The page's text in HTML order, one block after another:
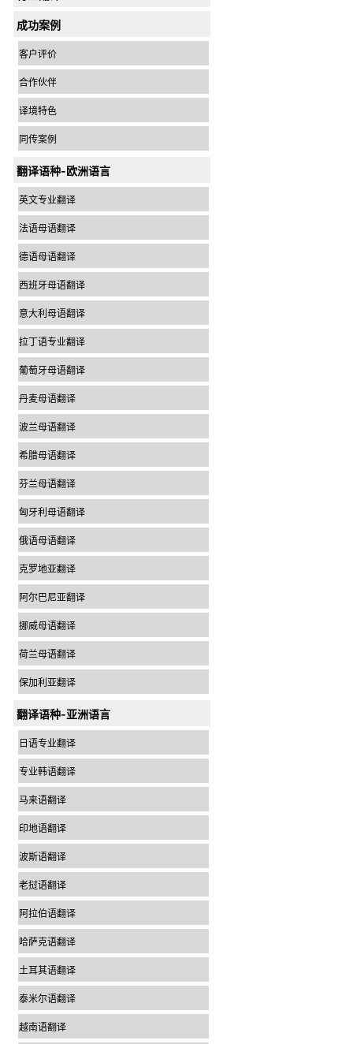
成功案例
客户评价
合作伙伴
译境特色
同传案例
翻译语种-欧洲语言
英文专业翻译
法语母语翻译
德语母语翻译
西班牙母语翻译
意大利母语翻译
拉丁语专业翻译
葡萄牙母语翻译
丹麦母语翻译
波兰母语翻译
希腊母语翻译
芬兰母语翻译
匈牙利母语翻译
俄语母语翻译
克罗地亚翻译
阿尔巴尼亚翻译
挪威母语翻译
荷兰母语翻译
保加利亚翻译
翻译语种-亚洲语言
日语专业翻译
专业韩语翻译
马来语翻译
印地语翻译
波斯语翻译
老挝语翻译
阿拉伯语翻译
哈萨克语翻译
土耳其语翻译
泰米尔语翻译
越南语翻译